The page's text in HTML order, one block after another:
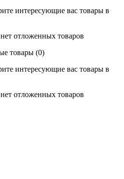
интересующие вас товары в
отложенных товаров
товары (0)
интересующие вас товары в
отложенных товаров